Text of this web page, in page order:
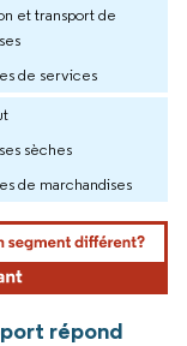
et transport de
de services
sèches
de marchandises
répond